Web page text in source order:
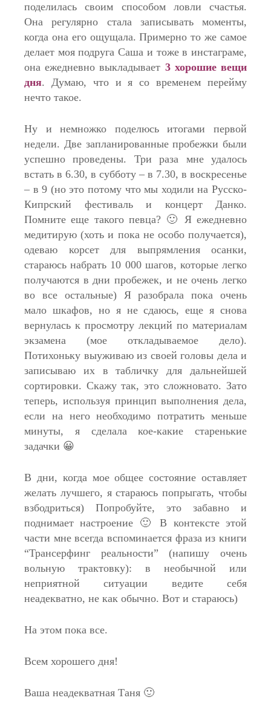
поделилась своим способом ловли счастья.
Она регулярно стала записывать моменты,
когда она его ощущала. Примерно то же самое
делает моя подруга Саша и тоже в инстаграме,
она ежедневно выкладывает 3 хорошие вещи
дня. Думаю, что и я со временем перейму
нечто такое.
Ну и немножко поделюсь итогами первой
недели. Две запланированные пробежки были
успешно проведены. Три раза мне удалось
встать в 6.30, в субботу – в 7.30, в воскресенье
– в 9 (но это потому что мы ходили на Русско-
Кипрский фестиваль и концерт Данко.
Помните еще такого певца? 🙂 Я ежедневно
медитирую (хоть и пока не особо получается),
одеваю корсет для выпрямления осанки,
стараюсь набрать 10 000 шагов, которые легко
получаются в дни пробежек, и не очень легко
во все остальные) Я разобрала пока очень
мало шкафов, но я не сдаюсь, еще я снова
вернулась к просмотру лекций по материалам
экзамена (мое откладываемое дело).
Потихоньку выуживаю из своей головы дела и
записываю их в табличку для дальнейшей
сортировки. Скажу так, это сложновато. Зато
теперь, используя принцип выполнения дела,
если на него необходимо потратить меньше
минуты, я сделала кое-какие старенькие
задачки 😀
В дни, когда мое общее состояние оставляет
желать лучшего, я стараюсь попрыгать, чтобы
взбодриться) Попробуйте, это забавно и
поднимает настроение 🙂 В контексте этой
части мне всегда вспоминается фраза из книги
“Трансерфинг реальности” (напишу очень
вольную трактовку): в необычной или
неприятной ситуации ведите себя
неадекватно, не как обычно. Вот и стараюсь)
На этом пока все.
Всем хорошего дня!
Ваша неадекватная Таня 🙂